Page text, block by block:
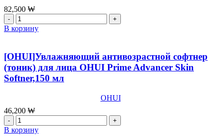
82,500 ₩
Количество
товара
[OHUI]Ампульная
сыворотка
для
лица
OHUI
Ampoule
Serum,50
мл
В корзину
[OHUI]Увлажняющий антивозрастной софтнер
(тоник) для лица ОHUI Prime Advancer Skin
Softner,150 мл
OHUI
46,200 ₩
Количество
товара
В корзину